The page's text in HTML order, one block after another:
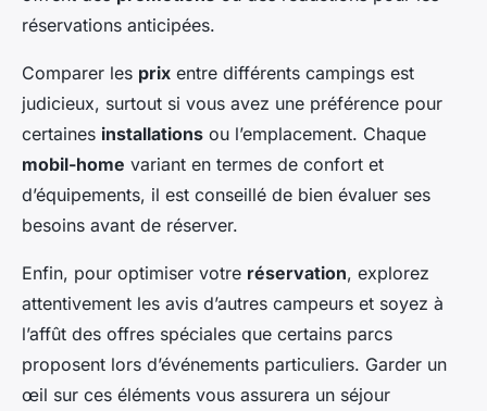
réservations anticipées.
Comparer les prix entre différents campings est
judicieux, surtout si vous avez une préférence pour
certaines installations ou l’emplacement. Chaque
mobil-home variant en termes de confort et
d’équipements, il est conseillé de bien évaluer ses
besoins avant de réserver.
Enfin, pour optimiser votre réservation, explorez
attentivement les avis d’autres campeurs et soyez à
l’affût des offres spéciales que certains parcs
proposent lors d’événements particuliers. Garder un
œil sur ces éléments vous assurera un séjour